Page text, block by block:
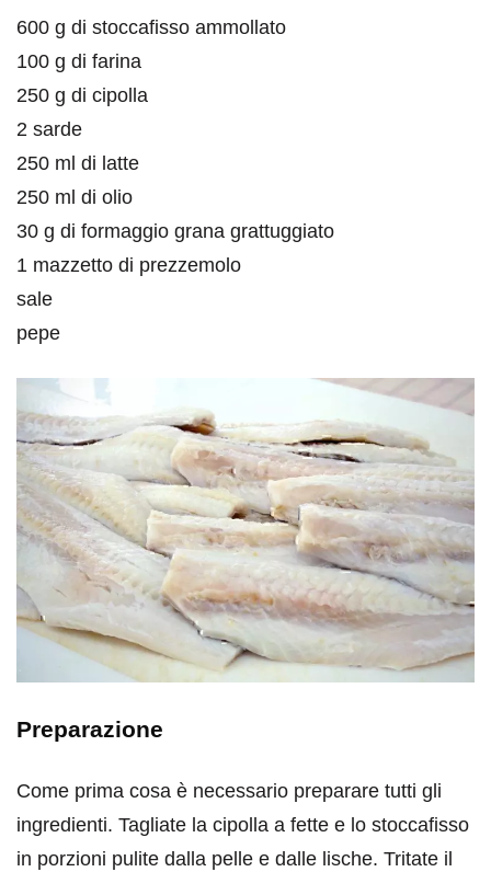
600 g di stoccafisso ammollato
100 g di farina
250 g di cipolla
2 sarde
250 ml di latte
250 ml di olio
30 g di formaggio grana grattuggiato
1 mazzetto di prezzemolo
sale
pepe
Preparazione
Come prima cosa è necessario preparare tutti gli
ingredienti. Tagliate la cipolla a fette e lo stoccafisso
in porzioni pulite dalla pelle e dalle lische. Tritate il